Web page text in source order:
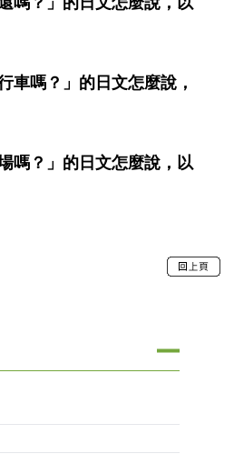
車嗎？」的日文怎麼說，
嗎？」的日文怎麼說，以